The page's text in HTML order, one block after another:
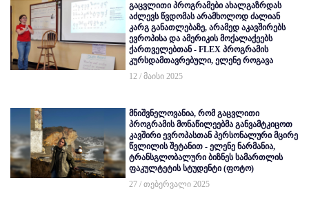
გაცვლითი პროგრამები ახალგაზრდას
აძლევს წვდომას არამხოლოდ ძალიან
კარგ განათლებაზე, არამედ აკავშირებს
ევროპისა და ამერიკის მოქალაქეებს
ქართველებთან - FLEX პროგრამის
კურსდამთავრებული, ელენე როგავა
12 / მაისი 2025
მნიშვნელოვანია, რომ გაცვლითი
პროგრამის მონაწილეებმა განვამტკიცოთ
კავშირი ევროპასთან პერსონალური მცირე
წვლილის შეტანით - ელენე ნარმანია,
ტრანსგლობალური ბიზნეს სამართლის
ფაკულტეტის სტუდენტი (ფოტო)
27 / თებერვალი 2025